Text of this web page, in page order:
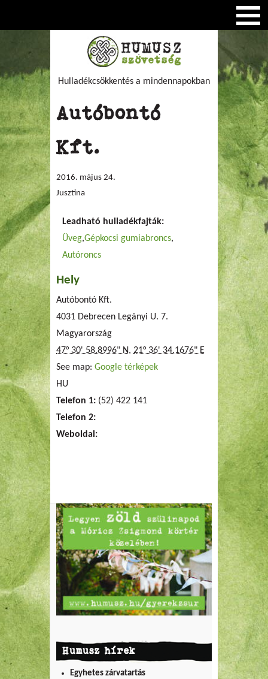
Hulladékcsökkentés a mindennapokban
Autóbontó
Kft.
2016. május 24.
Jusztina
Leadható hulladékfajták:
Üveg Gépkocsi gumiabroncs
Autóroncs
Hely
Autóbontó Kft.
4031 Debrecen Legányi U. 7.
Magyarország
47° 30' 58.8996" N, 21° 36' 34.1676" E
See map: Google térképek
HU
Telefon 1: (52) 422 141
Telefon 2:
Weboldal:
Humusz hírek
Egyhetes zárvatartás